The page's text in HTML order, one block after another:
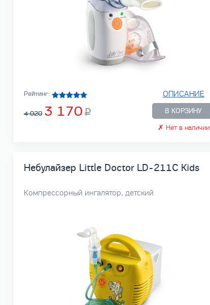
ОПИСАНИЕ
В КОРЗИНУ
✗ Нет в наличии
Рейтинг:
4 020 3 170
Небулайзер Little Doctor LD-211C Kids
Компрессорный ингалятор, детский